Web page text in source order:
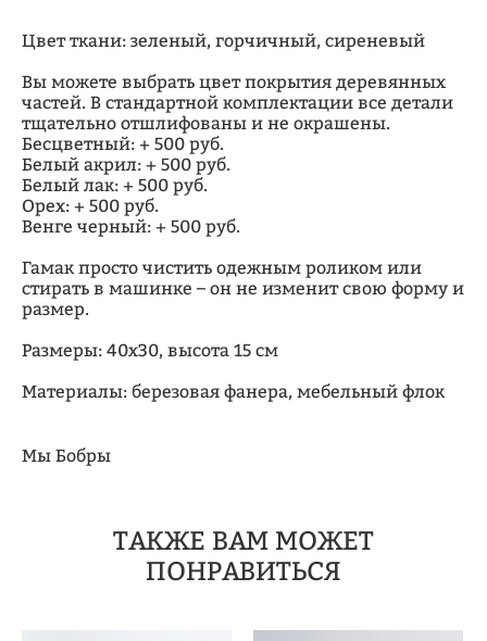
Цвет ткани: зеленый, горчичный, сиреневый
Вы можете выбрать цвет покрытия деревянных
частей. В стандартной комплектации все детали
тщательно отшлифованы и не окрашены.
Бесцветный: + 500 руб.
Белый акрил: + 500 руб.
Белый лак: + 500 руб.
Орех: + 500 руб.
Венге черный: + 500 руб.
Гамак просто чистить одежным роликом или
стирать в машинке – он не изменит свою форму и
размер.
Размеры: 40х30, высота 15 см
Материалы: березовая фанера, мебельный флок
Мы Бобры
ТАКЖЕ ВАМ МОЖЕТ
ПОНРАВИТЬСЯ